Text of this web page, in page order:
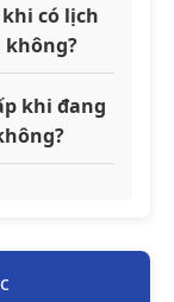
có lịch
không?
khi đang